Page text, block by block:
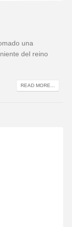
una
del reino
READ MORE...